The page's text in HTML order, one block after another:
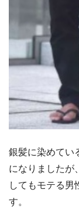
銀髪に染めてい
になりましたが
してもモテる男
す。